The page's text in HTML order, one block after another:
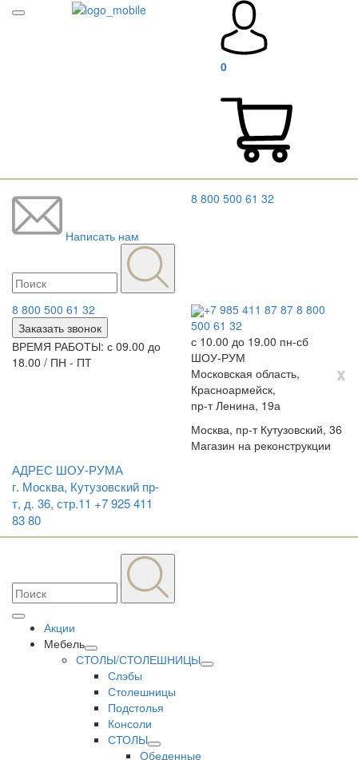
0
Написать нам
8 800 500 61 32
8 800 500 61 32
Заказать звонок
ВРЕМЯ РАБОТЫ: с 09.00 до
18.00 / ПН - ПТ
+7 985 411 87 87 8 800
500 61 32
с 10.00 до 19.00 пн-сб
ШОУ-РУМ
x
Московская область,
Красноармейск,
пр-т Ленина, 19а
Москва, пр-т Кутузовский, 36
Магазин на реконструкции
АДРЕС ШОУ-РУМА
г. Москва, Кутузовский пр-
т, д. 36, стр.11 +7 925 411
83 80
Акции
Мебель
СТОЛЫ/СТОЛЕШНИЦЫ
Слэбы
Столешницы
Подстолья
Консоли
СТОЛЫ
Обеденные